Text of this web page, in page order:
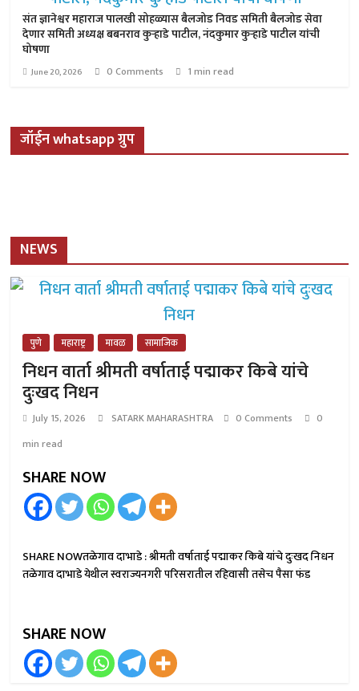
संत ज्ञानेश्वर महाराज पालखी सोहळ्यास बैलजोड निवड समिती बैलजोड सेवा
देणार समिती अध्यक्ष बबनराव कुऱ्हाडे पाटील, नंदकुमार कुऱ्हाडे पाटील यांची
घोषणा
June 20, 2026 0 Comments 1 min read
जॉईन whatsapp ग्रुप
NEWS
पुणे महाराष्ट्र मावळ सामाजिक
निधन वार्ता श्रीमती वर्षाताई पद्माकर किबे यांचे
दुःखद निधन
July 15, 2026 SATARK MAHARASHTRA 0 Comments
0
min read
SHARE NOW
SHARE NOWतळेगाव दाभाडे : श्रीमती वर्षाताई पद्माकर किबे यांचे दुःखद निधन
तळेगाव दाभाडे येथील स्वराज्यनगरी परिसरातील रहिवासी तसेच पैसा फंड
SHARE NOW